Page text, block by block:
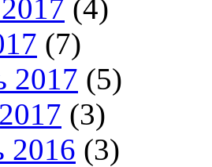
(4)
(7)
2017 (5)
(3)
2016 (3)